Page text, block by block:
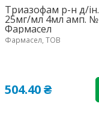
Триазофам р-н д/ін.
25мг/мл 4мл амп.
Фармасел
Фармасел, ТОВ
504.40 ₴